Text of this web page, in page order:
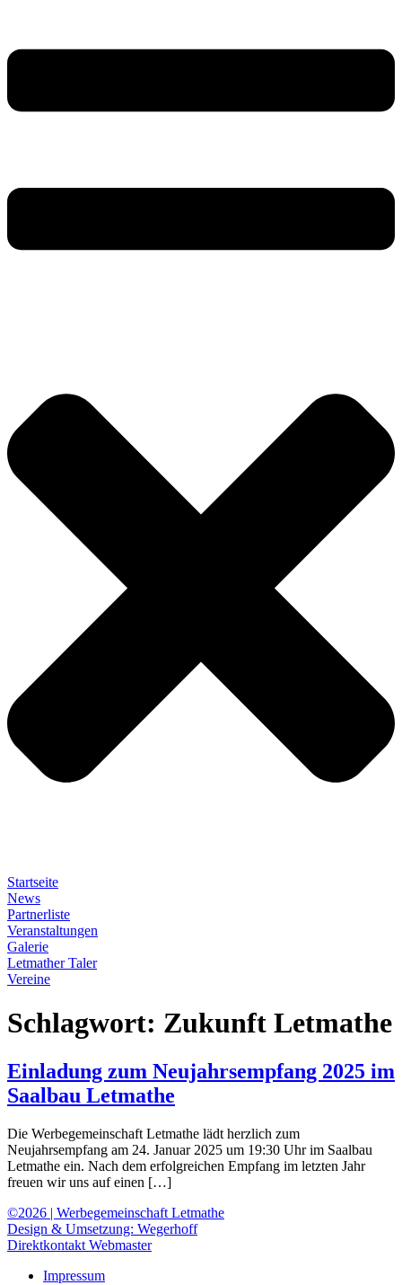
Startseite
News
Partnerliste
Veranstaltungen
Galerie
Letmather Taler
Vereine
Schlagwort: Zukunft Letmathe
Einladung zum Neujahrsempfang 2025 im
Saalbau Letmathe
Die Werbegemeinschaft Letmathe lädt herzlich zum
Neujahrsempfang am 24. Januar 2025 um 19:30 Uhr im Saalbau
Letmathe ein. Nach dem erfolgreichen Empfang im letzten Jahr
freuen wir uns auf einen […]
©2026 | Werbegemeinschaft Letmathe
Design & Umsetzung: Wegerhoff
Direktkontakt Webmaster
Impressum